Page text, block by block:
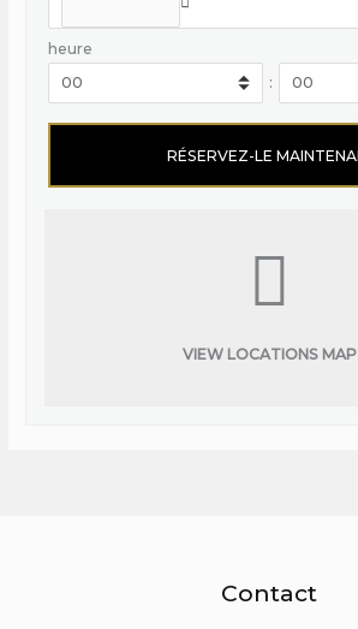
heure
:
VIEW LOCATIONS MAP
Contact